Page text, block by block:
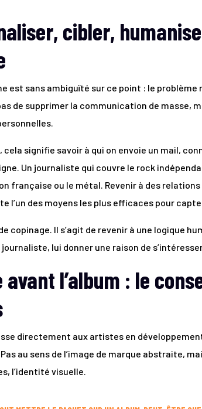
cibler,
est sans ambiguïté sur ce point : le problème
de supprimer la communication de masse,
signifie savoir à qui on envoie un mail,
Un journaliste qui couvre le rock
française ou le métal. Revenir à des
l’un des moyens les plus efficaces pour
copinage. Il s’agit de revenir à une logique
lui donner une raison de
avant l’album : le
directement aux artistes en
Pas au sens de l’image de marque abstraite,
l’identité visuelle.